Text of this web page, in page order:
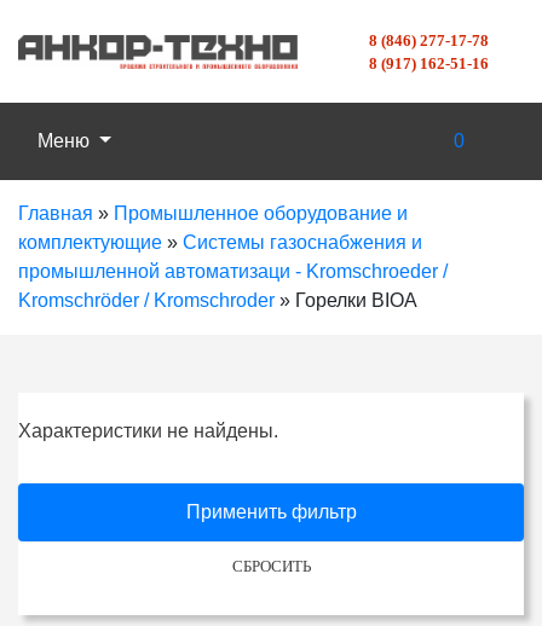
8 (846) 277-17-78
8 (917) 162-51-16
Меню 0
Главная » Промышленное оборудование и
комплектующие » Системы газоснабжения и
промышленной автоматизаци - Kromschroeder /
Kromschröder / Kromschroder » Горелки BIOA
Характеристики не найдены.
Применить фильтр
СБРОСИТЬ